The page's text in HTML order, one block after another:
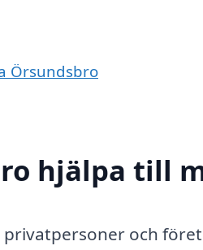
Örsundsbro
hjälpa till
och